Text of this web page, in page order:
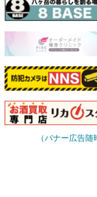
（バナー広告